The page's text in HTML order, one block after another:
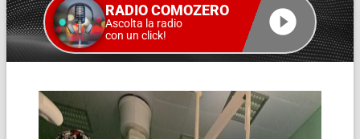
RADIO COMOZERO
Ascolta la radio
con un click!